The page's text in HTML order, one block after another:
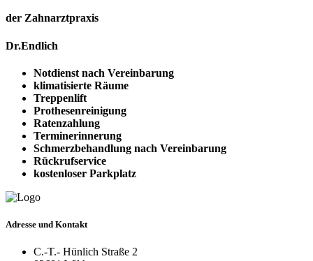
der Zahnarztpraxis
Dr.Endlich
Notdienst nach Vereinbarung
klimatisierte Räume
Treppenlift
Prothesenreinigung
Ratenzahlung
Terminerinnerung
Schmerzbehandlung nach Vereinbarung
Rückrufservice
kostenloser Parkplatz
Adresse und Kontakt
C.-T.- Hünlich Straße 2